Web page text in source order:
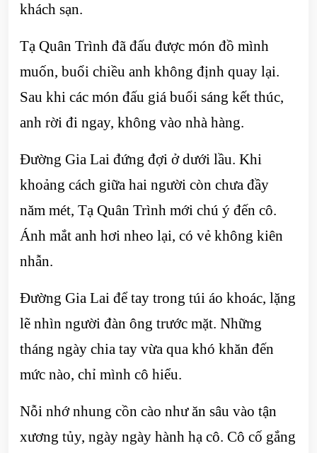
khách sạn.
Tạ Quân Trình đã đấu được món đồ mình
muốn, buổi chiều anh không định quay lại.
Sau khi các món đấu giá buổi sáng kết thúc,
anh rời đi ngay, không vào nhà hàng.
Đường Gia Lai đứng đợi ở dưới lầu. Khi
khoảng cách giữa hai người còn chưa đầy
năm mét, Tạ Quân Trình mới chú ý đến cô.
Ánh mắt anh hơi nheo lại, có vẻ không kiên
nhẫn.
Đường Gia Lai để tay trong túi áo khoác, lặng
lẽ nhìn người đàn ông trước mặt. Những
tháng ngày chia tay vừa qua khó khăn đến
mức nào, chỉ mình cô hiểu.
Nỗi nhớ nhung cồn cào như ăn sâu vào tận
xương tủy, ngày ngày hành hạ cô. Cô cố gắng